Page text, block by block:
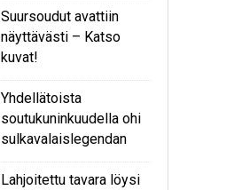
Suursoudut avattiin
näyttävästi – Katso
kuvat!
Yhdellätoista
soutukuninkuudella ohi
sulkavalaislegendan
Lahjoitettu tavara löysi